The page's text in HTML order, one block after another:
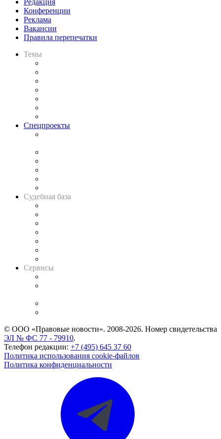
Конференции
Реклама
Вакансии
Правила перепечатки
Темы
Спецпроекты
Судебная база
Сервисы
© ООО «Правовые новости». 2008-2026. Номер свидетельства
ЭЛ № ФС 77 - 79910.
Телефон редакции: +7 (495) 645 37 60
Политика использования cookie-файлов
Политика конфиденциальности